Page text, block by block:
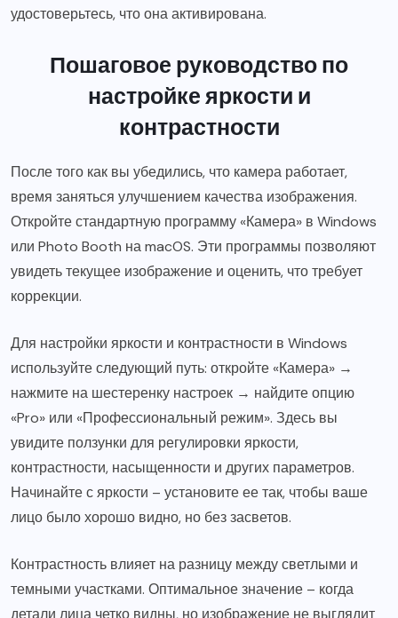
удостоверьтесь, что она активирована.
Пошаговое руководство по
настройке яркости и
контрастности
После того как вы убедились, что камера работает,
время заняться улучшением качества изображения.
Откройте стандартную программу «Камера» в Windows
или Photo Booth на macOS. Эти программы позволяют
увидеть текущее изображение и оценить, что требует
коррекции.
Для настройки яркости и контрастности в Windows
используйте следующий путь: откройте «Камера» →
нажмите на шестеренку настроек → найдите опцию
«Pro» или «Профессиональный режим». Здесь вы
увидите ползунки для регулировки яркости,
контрастности, насыщенности и других параметров.
Начинайте с яркости – установите ее так, чтобы ваше
лицо было хорошо видно, но без засветов.
Контрастность влияет на разницу между светлыми и
темными участками. Оптимальное значение – когда
детали лица четко видны, но изображение не выглядит